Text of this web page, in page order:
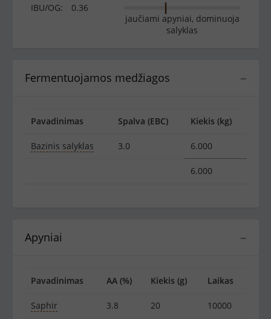
IBU/OG:
0.36
jaučiami apyniai, dominuoja
salyklas
−
Fermentuojamos medžiagos
Pavadinimas Spalva (EBC) Kiekis (kg)
Bazinis salyklas 3.0 6.000
6.000
−
Apyniai
Pavadinimas AA (%) Kiekis (g) Laikas
Saphir 3.8 20 10000